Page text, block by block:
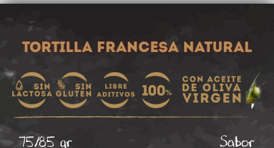
Tortilla francesa natural
75/85 gr
Sabor